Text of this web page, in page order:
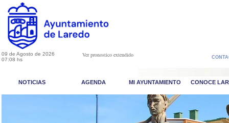
09 de Agosto de 2026
07:08 hs
Ver pronostico extendido
NOTICIAS AGENDA MI AYUNTAMIENTO CONOCE